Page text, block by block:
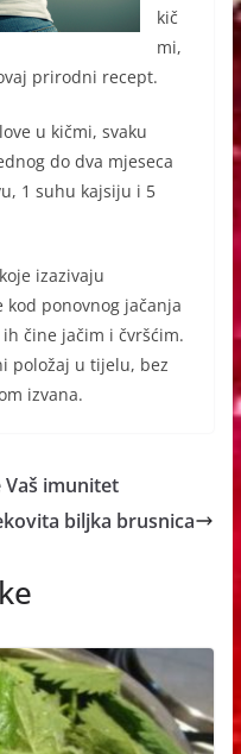
kič
mi,
prirodni recept.
u kičmi, svaku
do dva mjeseca
1 suhu kajsiju i 5
izazivaju
ponovnog jačanja
čine jačim i čvršćim.
položaj u tijelu, bez
izvana.
Vaš imunitet
biljka brusnica